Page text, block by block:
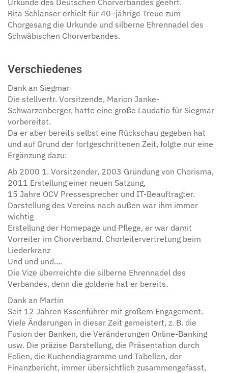
Urkunde des Deutschen Chorverbandes geehrt.
Rita Schlanser erhielt für 40–jährige Treue zum
Chorgesang die Urkunde und silberne Ehrennadel des
Schwäbischen Chorverbandes.
Verschiedenes
Dank an Siegmar
Die stellvertr. Vorsitzende, Marion Janke-
Schwarzenberger, hatte eine große Laudatio für Siegmar
vorbereitet.
Da er aber bereits selbst eine Rückschau gegeben hat
und auf Grund der fortgeschrittenen Zeit, folgte nur eine
Ergänzung dazu:
Ab 2000 1. Vorsitzender, 2003 Gründung von Chorisma,
2011 Erstellung einer neuen Satzung,
15 Jahre OCV Pressesprecher und IT-Beauftragter.
Darstellung des Vereins nach außen war ihm immer
wichtig
Erstellung der Homepage und Pflege, er war damit
Vorreiter im Chorverband. Chorleitervertretung beim
Liederkranz
Und und und....
Die Vize überreichte die silberne Ehrennadel des
Verbandes, denn die goldene hat er bereits.
Dank an Martin
Seit 12 Jahren Kssenführer mit großem Engagement.
Viele Änderungen in dieser Zeit gemeistert, z. B. die
Fusion der Banken, die Veränderungen Online-Banking
usw. Die präzise Darstellung, die Präsentation durch
Folien, die Kuchendiagramme und Tabellen, der
Finanzbericht, immer übersichtlich zusammengefasst,